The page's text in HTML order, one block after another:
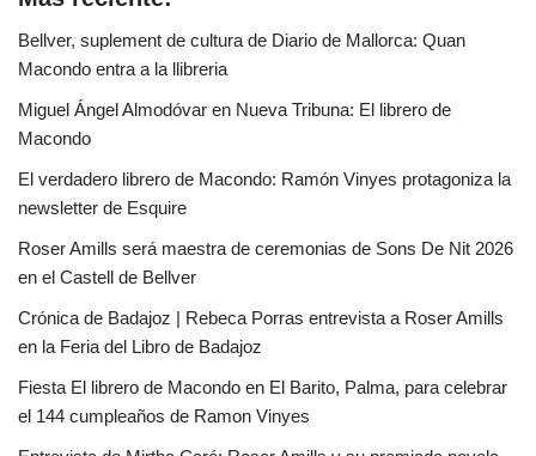
Bellver, suplement de cultura de Diario de Mallorca: Quan
Macondo entra a la llibreria
Miguel Ángel Almodóvar en Nueva Tribuna: El librero de
Macondo
El verdadero librero de Macondo: Ramón Vinyes protagoniza la
newsletter de Esquire
Roser Amills será maestra de ceremonias de Sons De Nit 2026
en el Castell de Bellver
Crónica de Badajoz | Rebeca Porras entrevista a Roser Amills
en la Feria del Libro de Badajoz
Fiesta El librero de Macondo en El Barito, Palma, para celebrar
el 144 cumpleaños de Ramon Vinyes